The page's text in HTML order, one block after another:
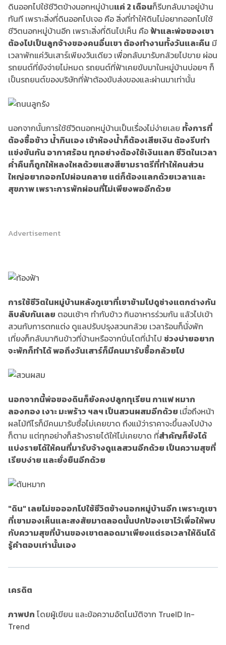
ดินออกไปใช้ชีวิตข้างนอกหมู่บ้านแค่ 2 เดือนก็รีบกลับมาอยู่บ้าน
ทันที เพราะสิ่งที่ดินออกไปเจอ คือ สิ่งที่ทำให้ดินไม่อยากออกไปใช้
ชีวิตนอกหมู่บ้านอีก เพราะสิ่งที่ดินไปเห็น คือฟ้าและพ่อของเขา
ต้องไปเป็นลูกจ้างของคนอื่นเขา ต้องทำงานทั้งวันและคืน มี
เวลาพักแค่วันเสาร์เพียงวันเดียว เพื่อกลับมารับกล้วยไปขาย ผ่อน
รถยนต์ที่ยังจ่ายไม่หมด รถยนต์ที่ฟ้าเคยขับมาในหมู่บ้านบ่อยๆ ก็
เป็นรถยนต์ของบริษัทที่ฟ้าต้องขับส่งของและผ่านมาเท่านั้น
นอกจากนั้นการใช้ชีวิตนอกหมู่บ้านเป็นเรื่องไม่ง่ายเลย ทั้งการที่
ต้องซื้อข้าว น้ำกินเอง เข้าห้องน้ำก็ต้องเสียเงิน ต้องรีบทำ
แข่งขันกัน อากาศร้อน ทุกอย่างต้องใช้เงินแลก ชีวิตในเวลา
ค่ำคืนก็ถูกให้หลงใหลด้วยแสงสียามราตรีที่ทำให้คนส่วน
ใหญ่อยากออกไปผ่อนคลาย แต่ก็ต้องแลกด้วยเวลาและ
สุขภาพ เพราะการพักผ่อนที่ไม่เพียงพออีกด้วย
Advertisement
การใช้ชีวิตในหมู่บ้านหลังภูเขาที่เขาข้ามไปดูช่างแตกต่างกัน
ลิบลับกันเลย ตอนเช้าๆ ทำกับข้าว กินอาหารร่วมกัน แล้วไปเข้า
สวนกับการตกแต่ง ดูแลปรับปรุงสวนกล้วย เวลาร้อนก็นั่งพัก
เที่ยงก็กลับมากินข้าวที่บ้านหรือจากปิ่นโตที่นำไป ช่วงบ่ายอยาก
จะพักก็ทำได้ พอถึงวันเสาร์ก็มีคนมารับซื้อกล้วยไป
นอกจากนี้พ่อของดินก็ยังคงปลูกทุเรียน กาแฟ หมาก
ลองกอง เงาะ มะพร้าว ฯลฯ เป็นสวนผสมอีกด้วย เมื่อถึงหน้า
ผลไม้ทีไรก็มีคนมารับซื้อไม่เคยขาด ถึงแม้ว่าราคาจะขึ้นลงไปบ้าง
ก็ตาม แต่ทุกอย่างก็สร้างรายได้ให้ไม่เคยขาด ที่สำคัญก็ยังได้
แบ่งรายได้ให้คนที่มารับจ้างดูแลสวนอีกด้วย เป็นความสุขที่
เรียบง่าย และยั่งยืนอีกด้วย
"ดิน" เลยไม่ขอออกไปใช้ชีวิตข้างนอกหมู่บ้านอีก เพราะภูเขา
ที่เขามองเห็นและสงสัยมาตลอดนั้นปกป้องเขาไว้เพื่อให้พบ
กับความสุขที่บ้านของเขาตลอดมาเพียงแต่รอเวลาให้ดินได้
รู้คำตอบเท่านั้นเอง
เครดิต
ภาพปก โดยผู้เขียน และข้อความอัตโนมัติจาก TrueID In-
Trend